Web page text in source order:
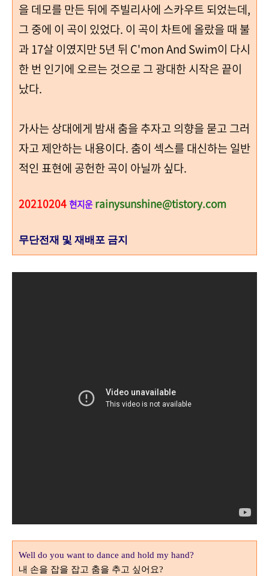
을 데모를 만든 뒤에 주빌리사에 스카우트 되었는데,
그 중에 이 곡이 있었다. 이 곡이 차트에 올랐을 때 불
과17살 이였지만 5년 뒤 C'mon And Swim이 다시
한 번 인기에 오르는 것으로 그 광대한 시작은 끝이
났다.
가사는 상대에게 밤새 춤을 추자고 의향을 묻고 그러
자고 제안하는 내용이다. 춤이 섹스를 대신하는 일반
적인 표현에 공헌한 곡이 아닐까 싶다.
20210204현지운 rainysunshine@tistory.com
무단전재 및 재배포 금지
Well do you want to dance and hold my hand?
내 손을 잡을 잡고 춤을 추고 싶어요?